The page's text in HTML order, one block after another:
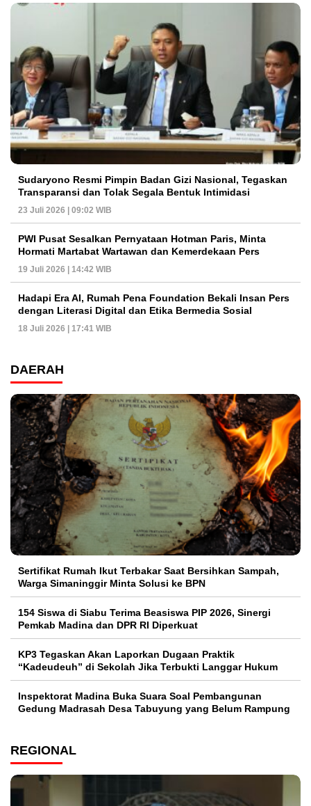
Sudaryono Resmi Pimpin Badan Gizi Nasional, Tegaskan
Transparansi dan Tolak Segala Bentuk Intimidasi
23 Juli 2026 | 09:02 WIB
PWI Pusat Sesalkan Pernyataan Hotman Paris, Minta
Hormati Martabat Wartawan dan Kemerdekaan Pers
19 Juli 2026 | 14:42 WIB
Hadapi Era AI, Rumah Pena Foundation Bekali Insan Pers
dengan Literasi Digital dan Etika Bermedia Sosial
18 Juli 2026 | 17:41 WIB
DAERAH
Sertifikat Rumah Ikut Terbakar Saat Bersihkan Sampah,
Warga Simaninggir Minta Solusi ke BPN
154 Siswa di Siabu Terima Beasiswa PIP 2026, Sinergi
Pemkab Madina dan DPR RI Diperkuat
KP3 Tegaskan Akan Laporkan Dugaan Praktik
“Kadeudeuh” di Sekolah Jika Terbukti Langgar Hukum
Inspektorat Madina Buka Suara Soal Pembangunan
Gedung Madrasah Desa Tabuyung yang Belum Rampung
REGIONAL